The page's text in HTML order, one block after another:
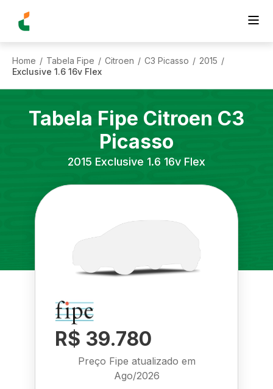
Home / Tabela Fipe / Citroen / C3 Picasso / 2015 /
Exclusive 1.6 16v Flex
Tabela Fipe Citroen C3
Picasso
2015 Exclusive 1.6 16v Flex
R$ 39.780
Preço Fipe atualizado em
Ago/2026